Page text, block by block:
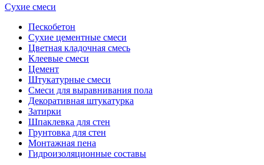
Сухие смеси
Пескобетон
Сухие цементные смеси
Цветная кладочная смесь
Клеевые смеси
Цемент
Штукатурные смеси
Смеси для выравнивания пола
Декоративная штукатурка
Затирки
Шпаклевка для стен
Грунтовка для стен
Монтажная пена
Гидроизоляционные составы